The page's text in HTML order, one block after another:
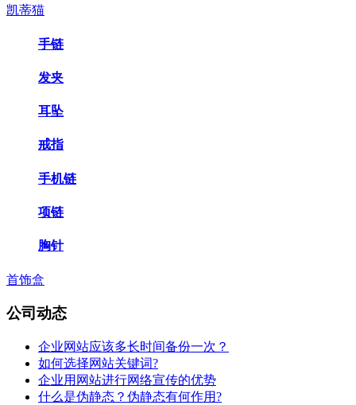
凯蒂猫
手链
发夹
耳坠
戒指
手机链
项链
胸针
首饰盒
公司动态
企业网站应该多长时间备份一次？
如何选择网站关键词?
企业用网站进行网络宣传的优势
什么是伪静态？伪静态有何作用?